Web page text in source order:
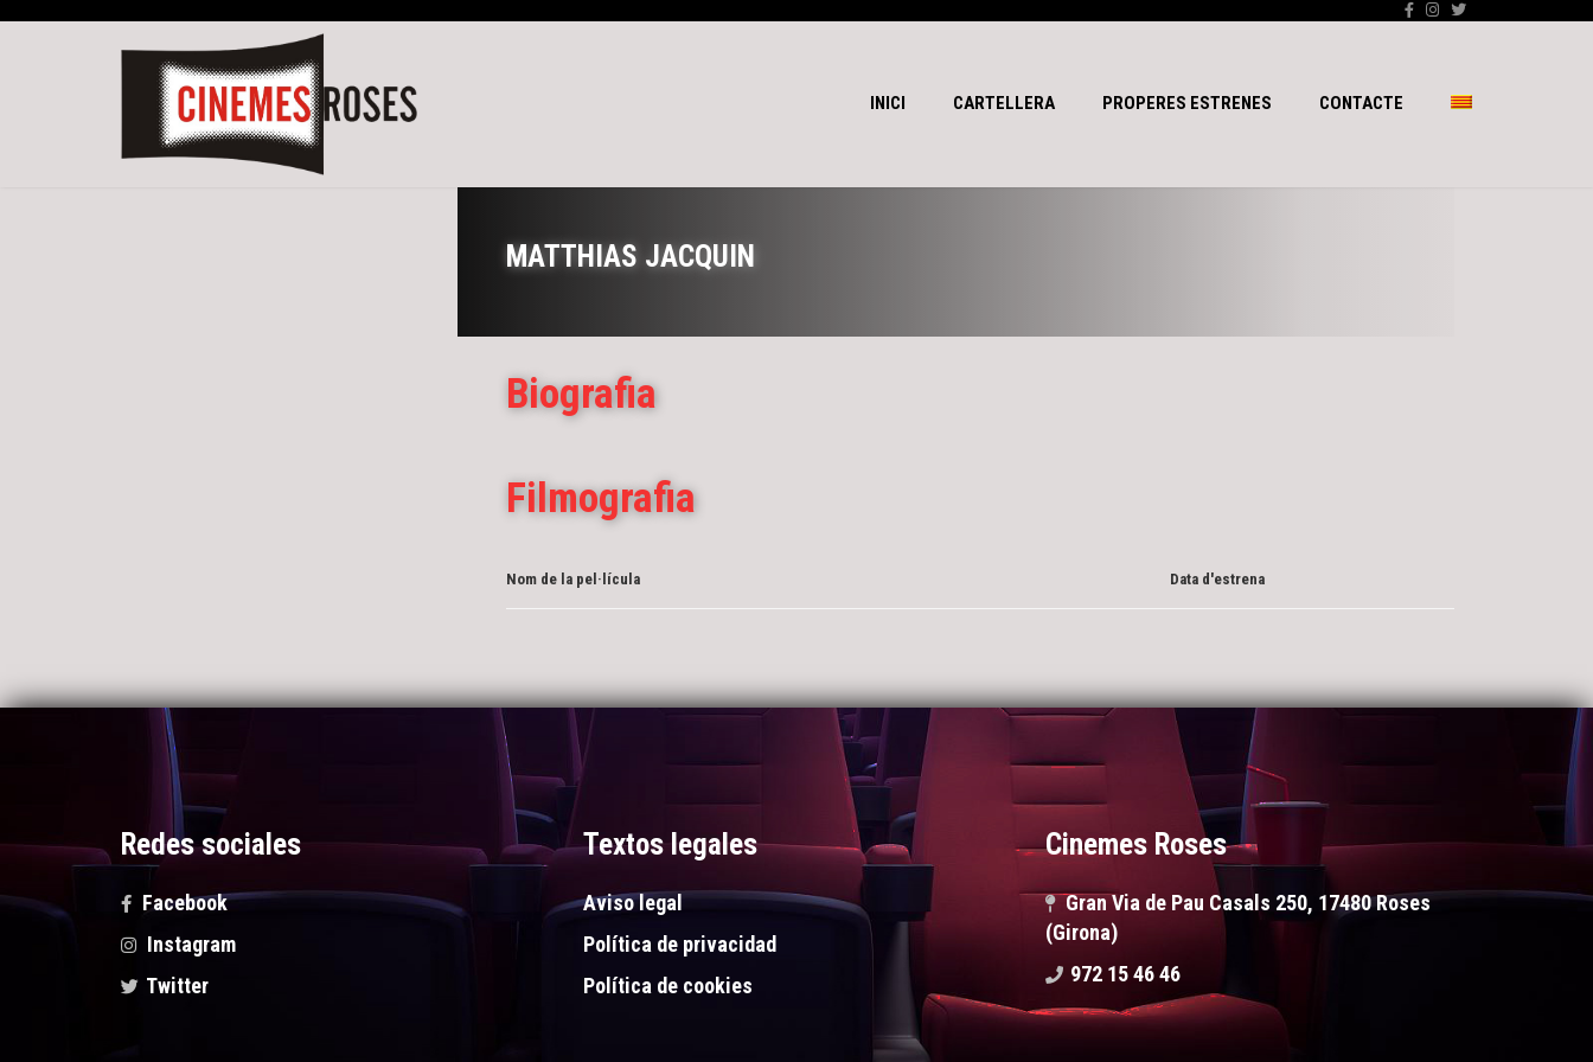
INICI CARTELLERA PROPERES ESTRENES CONTACTE
MATTHIAS JACQUIN
Biografia
Filmografia
Nom de la pel·lícula Data d'estrena
Redes sociales
Facebook
Instagram
Twitter
Textos legales
Aviso legal
Política de privacidad
Política de cookies
Cinemes Roses
Gran Via de Pau Casals 250, 17480 Roses
(Girona)
972 15 46 46